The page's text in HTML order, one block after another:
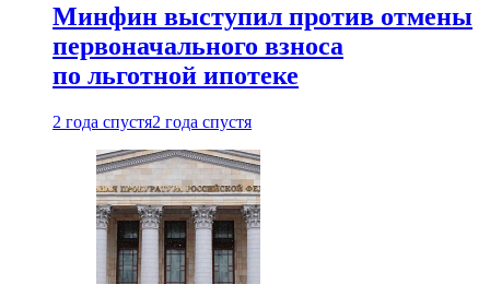
Минфин выступил против отмены
первоначального взноса
по льготной ипотеке
2 года спустя2 года спустя